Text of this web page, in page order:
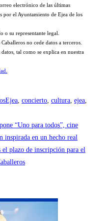
electrónico de las últimas
por el Ayuntamiento de Ejea de los
o su representante legal.
no cede datos a terceros.
tal como se explica en nuestra
concierto cultura ejea
“Uno para todos”, cine
inspirada en un hecho real
plazo de inscripción para el